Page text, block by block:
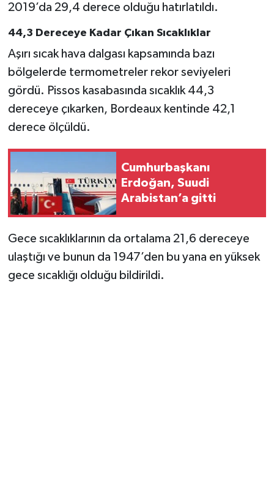
2019’da 29,4 derece olduğu hatırlatıldı.
44,3 Dereceye Kadar Çıkan Sıcaklıklar
Aşırı sıcak hava dalgası kapsamında bazı
bölgelerde termometreler rekor seviyeleri
gördü. Pissos kasabasında sıcaklık 44,3
dereceye çıkarken, Bordeaux kentinde 42,1
derece ölçüldü.
Cumhurbaşkanı
Erdoğan, Suudi
Arabistan’a gitti
Gece sıcaklıklarının da ortalama 21,6 dereceye
ulaştığı ve bunun da 1947’den bu yana en yüksek
gece sıcaklığı olduğu bildirildi.
Vasıta